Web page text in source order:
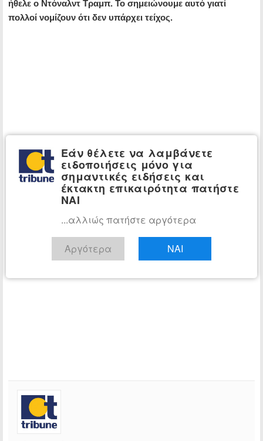
ήθελε ο Ντόναλντ Τραμπ. Το σημειώνουμε αυτό γιατί
πολλοί νομίζουν ότι δεν υπάρχει τείχος.
Εάν θέλετε να λαμβάνετε
ειδοποιήσεις μόνο για
σημαντικές ειδήσεις και
έκτακτη επικαιρότητα πατήστε
ΝΑΙ
...αλλιώς πατήστε αργότερα
Αργότερα ΝΑΙ